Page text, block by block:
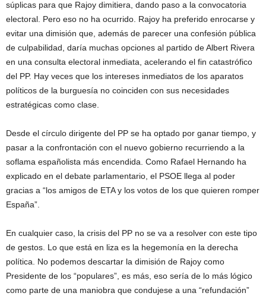
súplicas para que Rajoy dimitiera, dando paso a la convocatoria
electoral. Pero eso no ha ocurrido. Rajoy ha preferido enrocarse y
evitar una dimisión que, además de parecer una confesión pública
de culpabilidad, daría muchas opciones al partido de Albert Rivera
en una consulta electoral inmediata, acelerando el fin catastrófico
del PP. Hay veces que los intereses inmediatos de los aparatos
políticos de la burguesía no coinciden con sus necesidades
estratégicas como clase.
Desde el círculo dirigente del PP se ha optado por ganar tiempo, y
pasar a la confrontación con el nuevo gobierno recurriendo a la
soflama españolista más encendida. Como Rafael Hernando ha
explicado en el debate parlamentario, el PSOE llega al poder
gracias a “los amigos de ETA y los votos de los que quieren romper
España”.
En cualquier caso, la crisis del PP no se va a resolver con este tipo
de gestos. Lo que está en liza es la hegemonía en la derecha
política. No podemos descartar la dimisión de Rajoy como
Presidente de los “populares”, es más, eso sería de lo más lógico
como parte de una maniobra que condujese a una “refundación”